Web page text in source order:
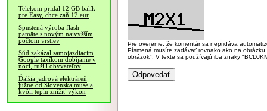
Telekom pridal 12 GB balík
pre Easy, chce zaň 12 eur
Spustená výroba flash
pamäte s novým najvyšším
počtom vrstiev
Súd zakázal samojazdiacim
Google taxíkom dobíjanie v
noci, rušili obyvateľov
Ďalšia jadrová elektráreň
južne od Slovenska musela
kvôli teplu znížiť výkon
Pre overenie, že komentár sa nepridáva
Písmená musíte zadávať rovnako ako na
obrázok". V texte sa používajú iba znaky